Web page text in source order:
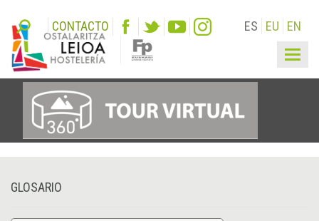
CONTACTO ES EU EN
GLOSARIO